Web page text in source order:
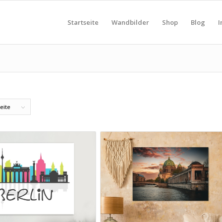
Startseite Wandbilder Shop Blog